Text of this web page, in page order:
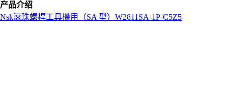
产品介绍
Nsk滾珠螺桿工具機用（SA 型） W2811SA-1P-C5Z5